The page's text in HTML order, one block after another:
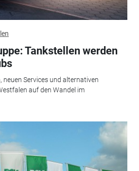
Tankstellen werden
neuen Services und alternativen
auf den Wandel im